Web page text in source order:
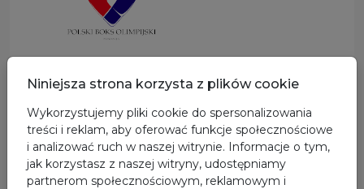
SPONSOR GŁÓWNY
Niniejsza strona korzysta z plików cookie
Wykorzystujemy pliki cookie do spersonalizowania
treści i reklam, aby oferować funkcje społecznościowe
i analizować ruch w naszej witrynie. Informacje o tym,
jak korzystasz z naszej witryny, udostępniamy
partnerom społecznościowym, reklamowym i